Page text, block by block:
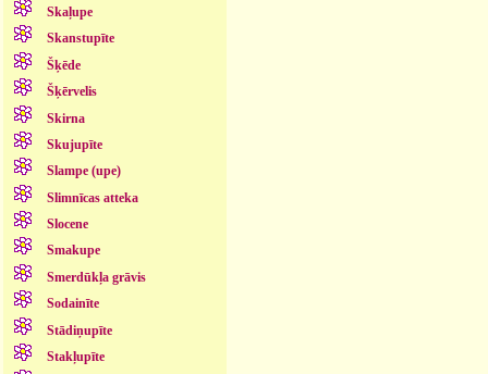
Skaļupe
Skanstupīte
Šķēde
Šķērvelis
Skirna
Skujupīte
Slampe (upe)
Slimnīcas atteka
Slocene
Smakupe
Smerdūkļa grāvis
Sodainīte
Stādiņupīte
Stakļupīte